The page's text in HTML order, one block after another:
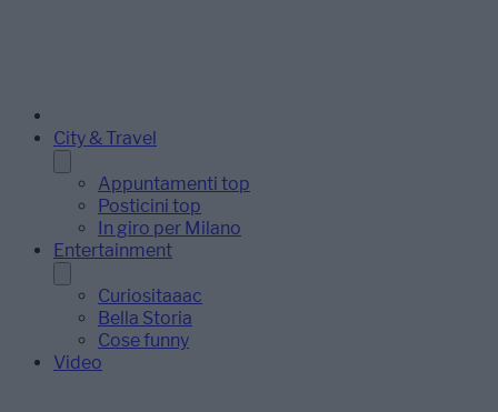
City & Travel
Appuntamenti top
Posticini top
In giro per Milano
Entertainment
Curiositaaac
Bella Storia
Cose funny
Video